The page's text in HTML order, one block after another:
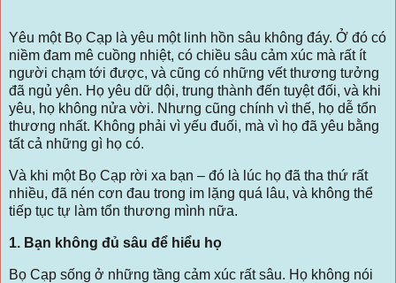
Yêu một Bọ Cạp là yêu một linh hồn sâu không đáy. Ở đó có
niềm đam mê cuồng nhiệt, có chiều sâu cảm xúc mà rất ít
người chạm tới được, và cũng có những vết thương tưởng
đã ngủ yên. Họ yêu dữ dội, trung thành đến tuyệt đối, và khi
yêu, họ không nửa vời. Nhưng cũng chính vì thế, họ dễ tổn
thương nhất. Không phải vì yếu đuối, mà vì họ đã yêu bằng
tất cả những gì họ có.
Và khi một Bọ Cạp rời xa bạn – đó là lúc họ đã tha thứ rất
nhiều, đã nén cơn đau trong im lặng quá lâu, và không thể
tiếp tục tự làm tổn thương mình nữa.
1. Bạn không đủ sâu để hiểu họ
Bọ Cạp sống ở những tầng cảm xúc rất sâu. Họ không nói